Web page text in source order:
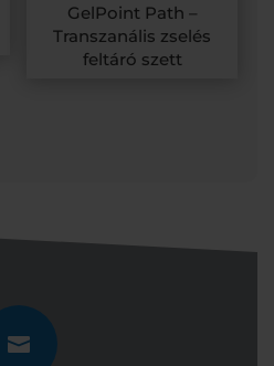
GelPoint Path –
Transzanális zselés
feltáró szett
